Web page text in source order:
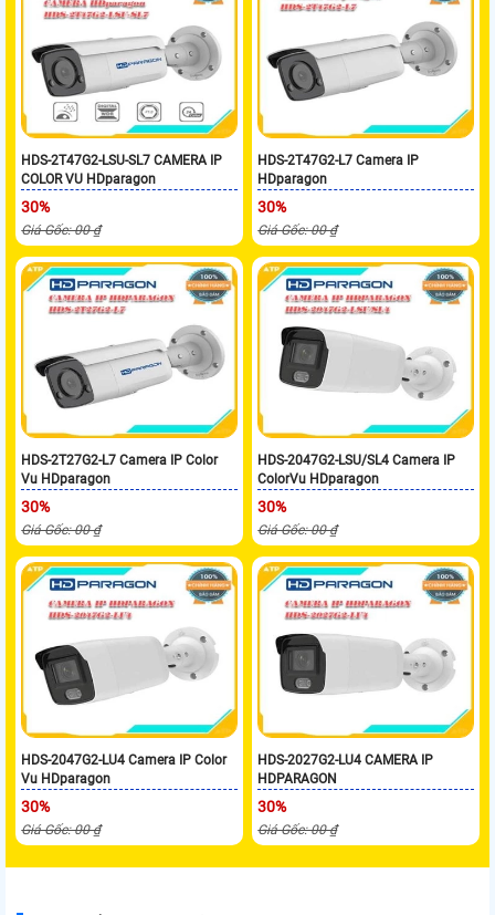
HDS-2T47G2-LSU-SL7 CAMERA IP
COLOR VU HDparagon
30%
Giá Gốc: 00 ₫
HDS-2T47G2-L7 Camera IP
HDparagon
30%
Giá Gốc: 00 ₫
HDS-2T27G2-L7 Camera IP Color
Vu HDparagon
30%
Giá Gốc: 00 ₫
HDS-2047G2-LSU/SL4 Camera IP
ColorVu HDparagon
30%
Giá Gốc: 00 ₫
HDS-2047G2-LU4 Camera IP Color
Vu HDparagon
30%
Giá Gốc: 00 ₫
HDS-2027G2-LU4 CAMERA IP
HDPARAGON
30%
Giá Gốc: 00 ₫